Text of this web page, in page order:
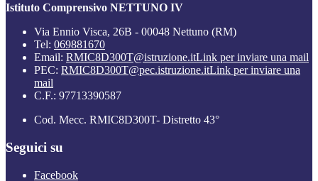
Istituto Comprensivo NETTUNO IV
Via Ennio Visca, 26B - 00048 Nettuno (RM)
Tel: 069881670
Email: RMIC8D300T@istruzione.itLink per inviare una mail
PEC: RMIC8D300T@pec.istruzione.itLink per inviare una
mail
C.F.: 97713390587
Cod. Mecc. RMIC8D300T- Distretto 43°
Seguici su
Facebook